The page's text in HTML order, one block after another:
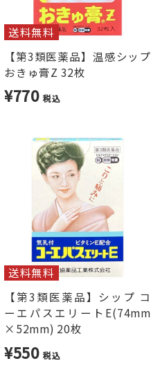
送料無料
【第3類医薬品】温感シップ
おきゅ膏Z 32枚
¥770税込
送料無料
【第3類医薬品】シップ コ
ーエパスエリートE(74mm
×52mm) 20枚
¥550税込